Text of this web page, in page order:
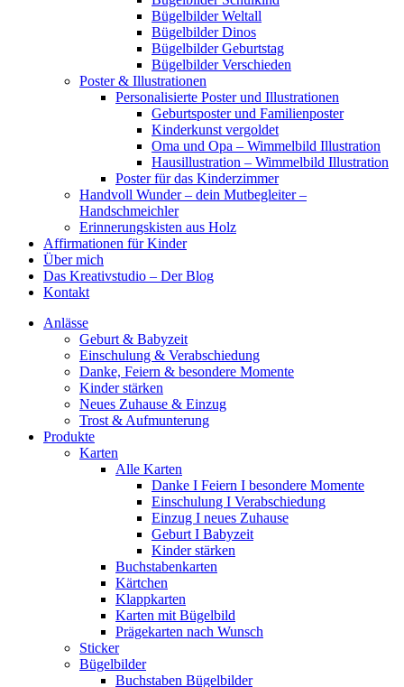
Bügelbilder Weltall
Bügelbilder Dinos
Bügelbilder Geburtstag
Bügelbilder Verschieden
Poster & Illustrationen
Personalisierte Poster und Illustrationen
Geburtsposter und Familienposter
Kinderkunst vergoldet
Oma und Opa – Wimmelbild Illustration
Hausillustration – Wimmelbild Illustration
Poster für das Kinderzimmer
Handvoll Wunder – dein Mutbegleiter –
Handschmeichler
Erinnerungskisten aus Holz
Affirmationen für Kinder
Über mich
Das Kreativstudio – Der Blog
Kontakt
Anlässe
Geburt & Babyzeit
Einschulung & Verabschiedung
Danke, Feiern & besondere Momente
Kinder stärken
Neues Zuhause & Einzug
Trost & Aufmunterung
Produkte
Karten
Alle Karten
Danke I Feiern I besondere Momente
Einschulung I Verabschiedung
Einzug I neues Zuhause
Geburt I Babyzeit
Kinder stärken
Buchstabenkarten
Kärtchen
Klappkarten
Karten mit Bügelbild
Prägekarten nach Wunsch
Sticker
Bügelbilder
Buchstaben Bügelbilder